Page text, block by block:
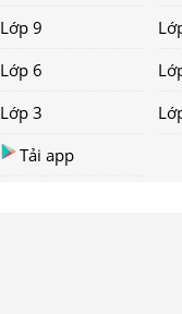
Lớp 9
Lớp 6
Lớp 3
Tải app